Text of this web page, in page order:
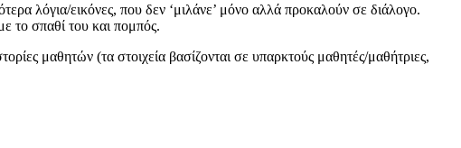
λόγια/εικόνες, που δεν ‘μιλάνε’ μόνο αλλά προκαλούν σε διάλογο.
το σπαθί του και πομπός.
μαθητών (τα στοιχεία βασίζονται σε υπαρκτούς μαθητές/μαθήτριες,